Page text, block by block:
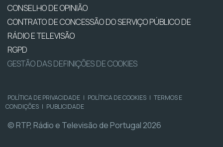
CONSELHO DE OPINIÃO
CONTRATO DE CONCESSÃO DO SERVIÇO PÚBLICO DE
RÁDIO E TELEVISÃO
RGPD
GESTÃO DAS DEFINIÇÕES DE COOKIES
POLÍTICA DE PRIVACIDADE | POLÍTICA DE COOKIES | TERMOS E
CONDIÇÕES | PUBLICIDADE
© RTP, Rádio e Televisão de Portugal 2026